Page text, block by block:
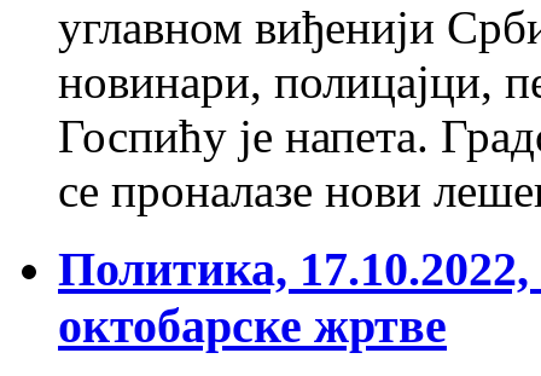
углавном виђенији
новинари, полицајци,
Госпићу је напета.
се проналазе нови
Политика,
октобарске жртве